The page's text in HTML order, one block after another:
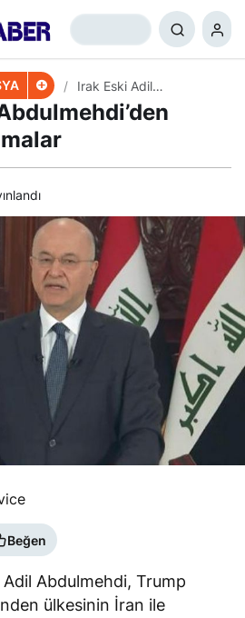
Irak Eski Adil
Abdulmehdi’den Çarpıcı
Açıklamalar
Beğen
Adil Abdulmehdi, Trump
ülkesinin İran ile
+ 0 Paylaş